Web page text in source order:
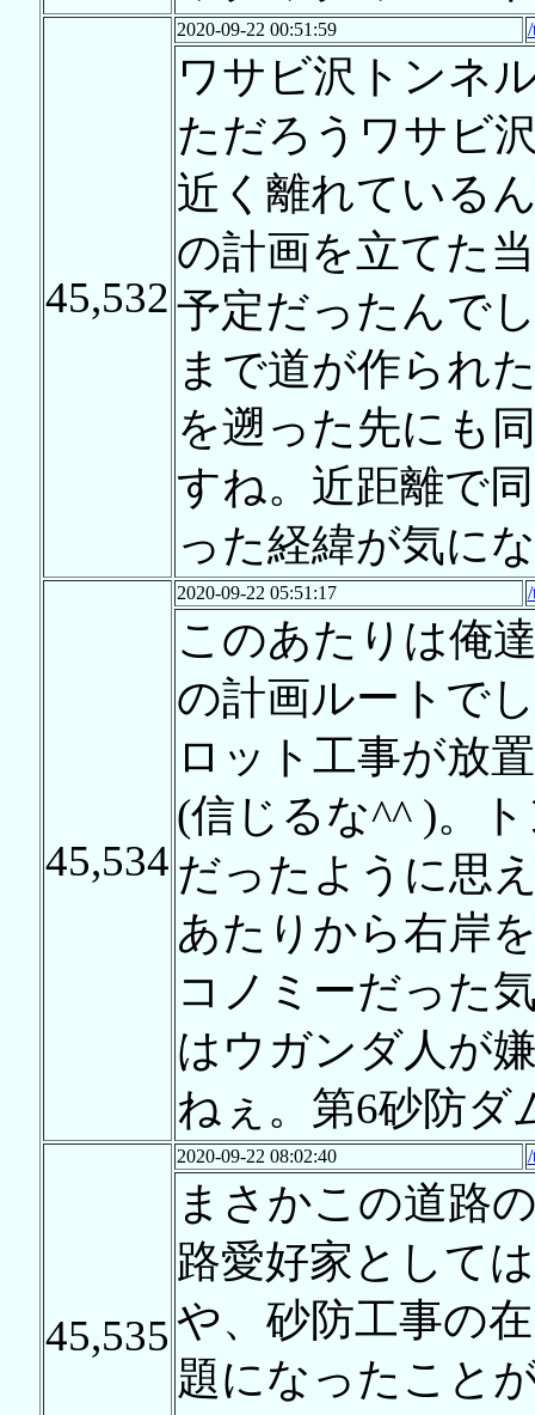
45,532
2020-09-22 00:51:59
ワサビ沢トンネ
ただろうワサビ
近く離れている
の計画を立てた
予定だったんで
まで道が作られ
を遡った先にも
すね。近距離で
った経緯が気に
45,534
2020-09-22 05:51:17
このあたりは俺
の計画ルートで
ロット工事が放
(信じるな^^ )。
だったように思
あたりから右岸
コノミーだった
はウガンダ人が
ねぇ。第6砂防ダ
45,535
2020-09-22 08:02:40
まさかこの道路
路愛好家として
や、砂防工事の
題になったこと